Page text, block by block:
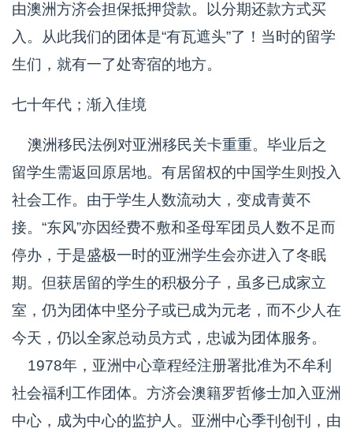
由澳洲方济会担保抵押贷款。以分期还款方式买
入。从此我们的团体是“有瓦遮头”了！当时的留学
生们，就有一了处寄宿的地方。
七十年代；渐入佳境
澳洲移民法例对亚洲移民关卡重重。毕业后之
留学生需返回原居地。有居留权的中国学生则投入
社会工作。由于学生人数流动大，变成青黄不
接。“东风”亦因经费不敷和圣母军团员人数不足而
停办，于是盛极一时的亚洲学生会亦进入了冬眠
期。但获居留的学生的积极分子，虽多已成家立
室，仍为团体中坚分子或已成为元老，而不少人在
今天，仍以全家总动员方式，忠诚为团体服务。
1978年，亚洲中心章程经注册署批准为不牟利
社会福利工作团体。方济会澳籍罗哲修士加入亚洲
中心，成为中心的监护人。亚洲中心季刊创刊，由